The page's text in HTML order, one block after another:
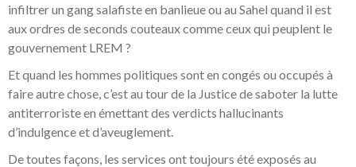
infiltrer un gang salafiste en banlieue ou au Sahel quand il est
aux ordres de seconds couteaux comme ceux qui peuplent le
gouvernement LREM ?
Et quand les hommes politiques sont en congés ou occupés à
faire autre chose, c’est au tour de la Justice de saboter la lutte
antiterroriste en émettant des verdicts hallucinants
d’indulgence et d’aveuglement.
De toutes façons, les services ont toujours été exposés au